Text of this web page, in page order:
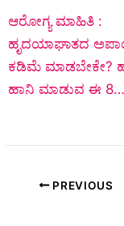
ಆರೋಗ್ಯ ಮಾಹಿತಿ :
ಹೃದಯಾಘಾತದ
ಕಡಿಮೆ ಮಾಡಬೇಕೇ?
ಹಾನಿ ಮಾಡುವ ಈ 8…
PREVIOUS